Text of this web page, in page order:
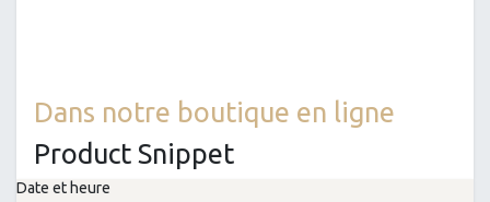
Dans notre boutique en ligne
Product Snippet
Date et heure